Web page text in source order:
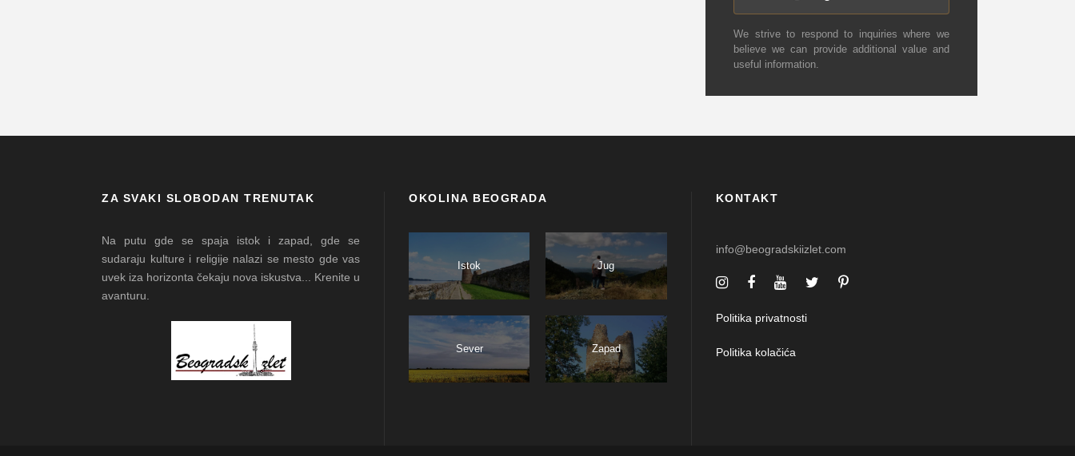
We strive to respond to inquiries where we
believe we can provide additional value and
useful information.
ZA SVAKI SLOBODAN TRENUTAK
Na putu gde se spaja istok i zapad, gde se
sudaraju kulture i religije nalazi se mesto gde vas
uvek iza horizonta čekaju nova iskustva... Krenite u
avanturu.
OKOLINA BEOGRADA
Istok Jug
Sever Zapad
KONTAKT
info@beogradskiizlet.com
Politika privatnosti
Politika kolačića